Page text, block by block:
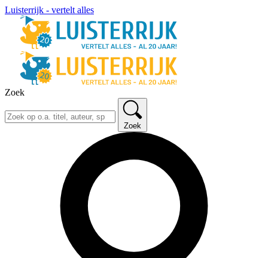
Luisterrijk - vertelt alles
Zoek
Zoek